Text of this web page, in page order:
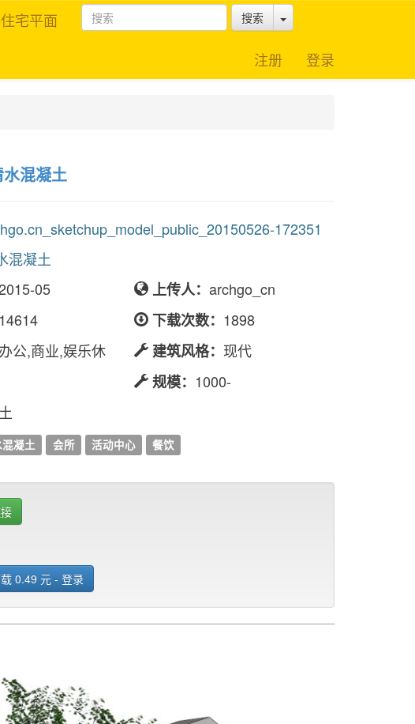
宅平面 搜索 Toggle Dropdown
注册 登录
水混凝土
172351
混凝土
05 上传人： archgo_cn
14614 下载次数： 1898
办公,商业,娱乐休
建筑风格： 现代
规模： 1000-
凝土 会所 活动中心 餐饮
0.49 元 - 登录